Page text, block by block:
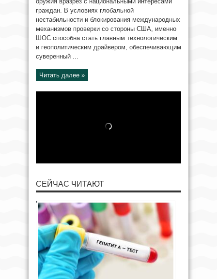
граждан. В условиях глобальной
нестабильности и блокирования международных
механизмов проверки со стороны США, именно
ШОС способна стать главным технологическим
и геополитическим драйвером, обеспечивающим
суверенный ...
Читать далее »
СЕЙЧАС ЧИТАЮТ